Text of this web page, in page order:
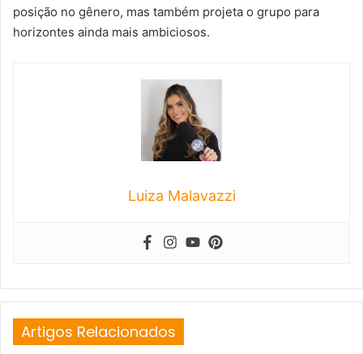
posição no gênero, mas também projeta o grupo para
horizontes ainda mais ambiciosos.
Luiza Malavazzi
Artigos Relacionados